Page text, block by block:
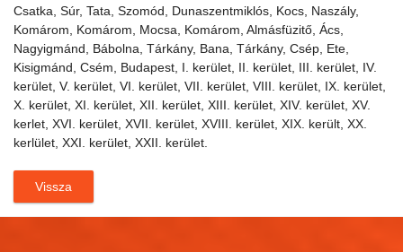
Csatka, Súr, Tata, Szomód, Dunaszentmiklós, Kocs, Naszály,
Komárom, Komárom, Mocsa, Komárom, Almásfüzitő, Ács,
Nagyigmánd, Bábolna, Tárkány, Bana, Tárkány, Csép, Ete,
Kisigmánd, Csém, Budapest, I. kerület, II. kerület, III. kerület, IV.
kerület, V. kerület, VI. kerület, VII. kerület, VIII. kerület, IX. kerület,
X. kerület, XI. kerület, XII. kerület, XIII. kerület, XIV. kerület, XV.
kerlet, XVI. kerület, XVII. kerület, XVIII. kerület, XIX. került, XX.
kerlület, XXI. kerület, XXII. kerület.
Vissza